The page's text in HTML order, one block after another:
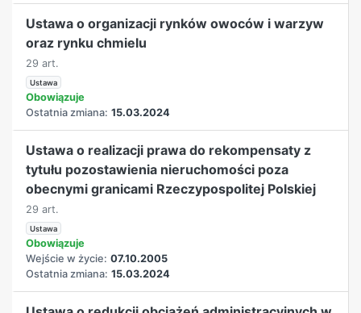
Ustawa o organizacji rynków owoców i warzyw
oraz rynku chmielu
29 art.
Ustawa
Obowiązuje
Ostatnia zmiana: 15.03.2024
Ustawa o realizacji prawa do rekompensaty z
tytułu pozostawienia nieruchomości poza
obecnymi granicami Rzeczypospolitej Polskiej
29 art.
Ustawa
Obowiązuje
Wejście w życie: 07.10.2005
Ostatnia zmiana: 15.03.2024